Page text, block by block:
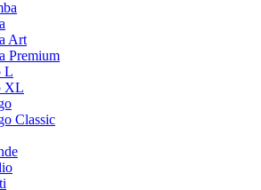
Art
Premium
L
XL
Classic